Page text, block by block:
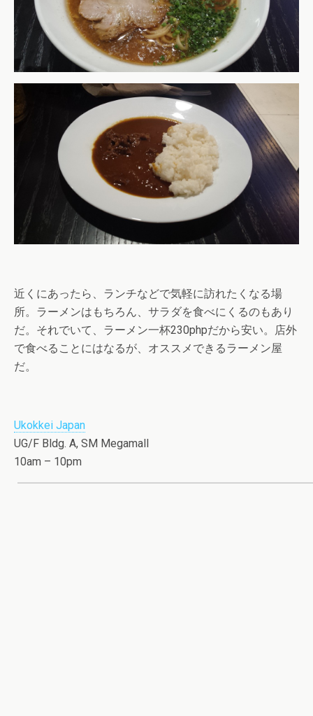
近くにあったら、ランチなどで気軽に訪れたくなる場
所。ラーメンはもちろん、サラダを食べにくるのもあり
だ。それでいて、ラーメン一杯230phpだから安い。店外
で食べることにはなるが、オススメできるラーメン屋
だ。
Ukokkei Japan
UG/F Bldg. A, SM Megamall
10am – 10pm